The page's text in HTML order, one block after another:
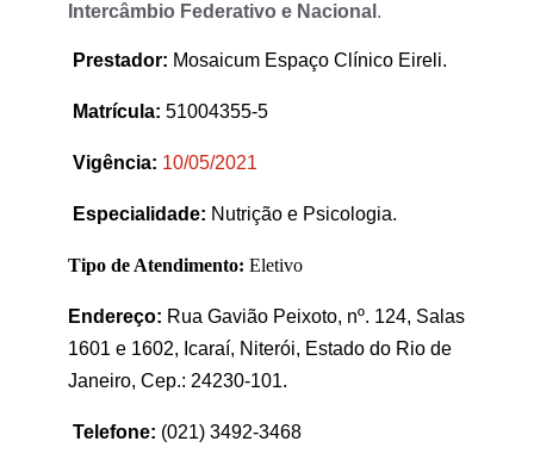
Intercâmbio Federativo e Nacional .
Prestador: Mosaicum Espaço Clínico Eireli.
Matrícula: 51004355-5
Vigência: 10/05/2021
Especialidade: Nutrição e Psicologia.
Tipo de Atendimento: Eletivo
Endereço: Rua Gavião Peixoto, nº. 124, Salas
1601 e 1602, Icaraí, Niterói, Estado do Rio de
Janeiro, Cep.: 24230-101.
Telefone: (021) 3492-3468